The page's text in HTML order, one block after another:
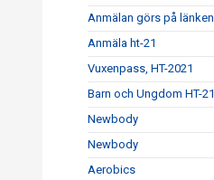
Anmälan görs på länken
Anmäla ht-21
Vuxenpass, HT-2021
Barn och Ungdom HT-21
Newbody
Newbody
Aerobics